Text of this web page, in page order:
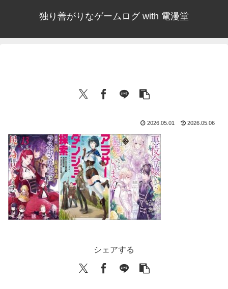
独り善がりなゲームログ with 電漫堂
2026.05.01 2026.05.06
シェアする